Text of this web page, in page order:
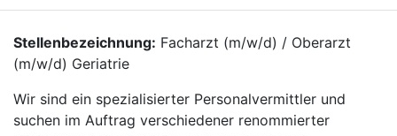
Stellenbezeichnung: Facharzt (m/w/d) / Oberarzt
(m/w/d) Geriatrie
Wir sind ein spezialisierter Personalvermittler und
suchen im Auftrag verschiedener renommierter